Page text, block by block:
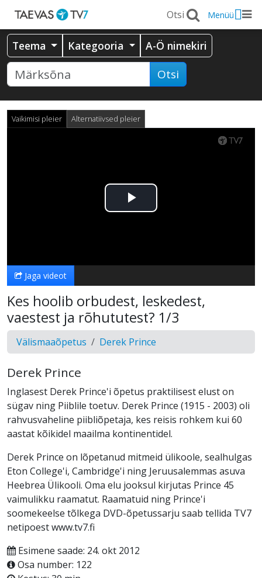
Menüü
Teema Kategooria A-Ö nimekiri
Otsi
Vaikimisi pleier Alternatiivsed pleier
Esita
Jaga videot
Kes hoolib orbudest, leskedest,
vaestest ja rõhututest? 1/3
Välismaaõpetus Derek Prince
Derek Prince
Inglasest Derek Prince'i õpetus praktilisest elust on
sügav ning Piiblile toetuv. Derek Prince (1915 - 2003) oli
rahvusvaheline piibliõpetaja, kes reisis rohkem kui 60
aastat kõikidel maailma kontinentidel.
Derek Prince on lõpetanud mitmeid ülikoole, sealhulgas
Eton College'i, Cambridge'i ning Jeruusalemmas asuva
Heebrea Ülikooli. Oma elu jooksul kirjutas Prince 45
vaimulikku raamatut. Raamatuid ning Prince'i
soomekeelse tõlkega DVD-õpetussarju saab tellida TV7
netipoest www.tv7.fi
Esimene saade: 24. okt 2012
Osa number: 122